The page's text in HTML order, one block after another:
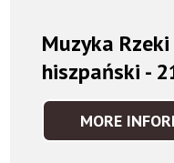
Muzyka
hiszpański -
MORE